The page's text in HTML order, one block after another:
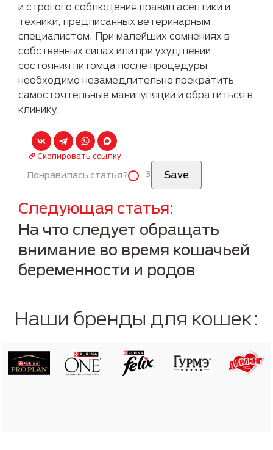
и строгого соблюдения правил асептики и
техники, предписанных ветеринарным
специалистом. При малейших сомнениях в
собственных силах или при ухудшении
состояния питомца после процедуры
необходимо незамедлительно прекратить
самостоятельные манипуляции и обратиться в
клинику.
Скопировать ссылку
Понравилась статья? 3
Следующая статья
На что следует обращать
внимание во время кошачьей
беременности и родов
Наши бренды для кошек: